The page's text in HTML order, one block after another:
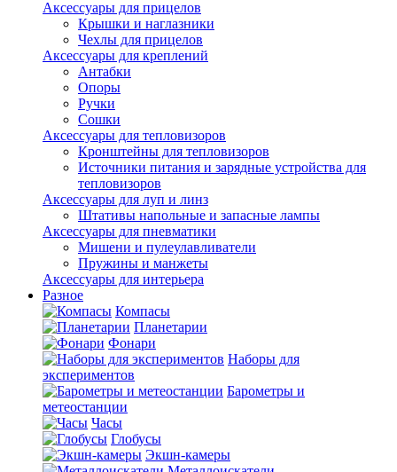
Аксессуары для прицелов
Крышки и наглазники
Чехлы для прицелов
Аксессуары для креплений
Антабки
Опоры
Ручки
Сошки
Аксессуары для тепловизоров
Кронштейны для тепловизоров
Источники питания и зарядные устройства для
тепловизоров
Аксессуары для луп и линз
Штативы напольные и запасные лампы
Аксессуары для пневматики
Мишени и пулеулавливатели
Пружины и манжеты
Аксессуары для интерьера
Разное
Компасы
Планетарии
Фонари
Наборы для
экспериментов
Барометры и
метеостанции
Часы
Глобусы
Экшн-камеры